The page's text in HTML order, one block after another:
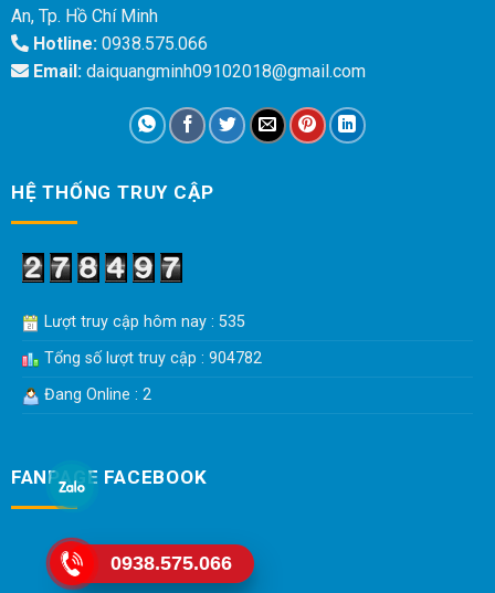
An, Tp. Hồ Chí Minh
Hotline:0938.575.066
Email:daiquangminh09102018@gmail.com
HỆ THỐNG TRUY CẬP
Lượt truy cập hôm nay : 535
Tổng số lượt truy cập : 904782
Đang Online : 2
FANPAGE FACEBOOK
0938.575.066